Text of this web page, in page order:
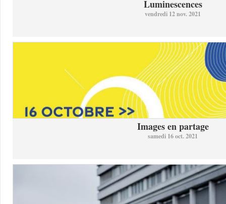
Luminescences
vendredi 12 nov. 2021
Images en partage
samedi 16 oct. 2021